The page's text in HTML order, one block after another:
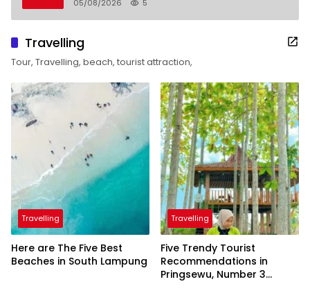
05/08/2026 5
Travelling
Tour, Travelling, beach, tourist attraction,
Travelling
Here are The Five Best
Beaches in South Lampung
Travelling
Five Trendy Tourist
Recommendations in
Pringsewu, Number 3